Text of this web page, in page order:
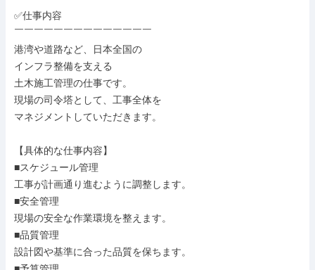
✅仕事内容
￣￣￣￣￣￣￣￣￣￣￣￣￣￣
港湾や道路など、日本全国の
インフラ整備を支える
土木施工管理の仕事です。
現場の司令塔として、工事全体を
マネジメントしていただきます。
【具体的な仕事内容】
■スケジュール管理
工事が計画通り進むように調整します。
■安全管理
現場の安全な作業環境を整えます。
■品質管理
設計図や基準に合った品質を保ちます。